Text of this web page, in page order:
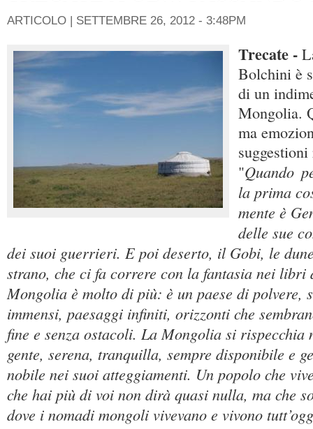
ARTICOLO | SETTEMBRE 26, 2012 - 3:48PM
Trecate -
Bolchini è
di un
Mongolia.
ma
"Quando
la prima
mente è
delle sue
dei suoi guerrieri. E poi deserto, il Gobi, le
strano, che ci fa correre con la fantasia nei libri
Mongolia è molto di più: è un paese di polvere,
immensi, paesaggi infiniti, orizzonti che
fine e senza ostacoli. La Mongolia si rispecchia
gente, serena, tranquilla, sempre disponibile e
nobile nei suoi atteggiamenti. Un popolo che
che hai più di voi non dirà quasi nulla, ma che
dove i nomadi mongoli vivevano e vivono